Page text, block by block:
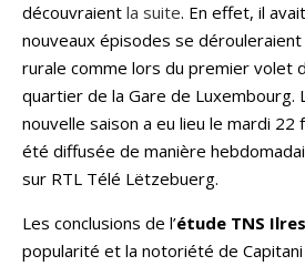
découvraient la suite. En effet, il
nouveaux épisodes se
rurale comme lors du premier volet
quartier de la Gare de Luxembourg.
nouvelle saison a eu lieu le mardi
été diffusée de manière
sur RTL Télé Lëtzebuerg.
Les conclusions de l’étude TNS Ilres
popularité et la notoriété de